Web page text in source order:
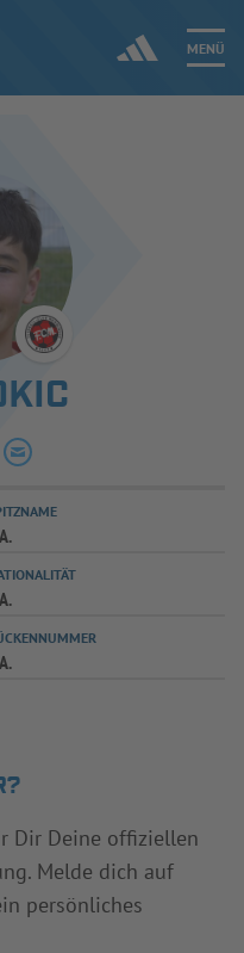
MENÜ
SPIELPLUS
Dir Deine offiziellen
Melde dich auf
persönliches